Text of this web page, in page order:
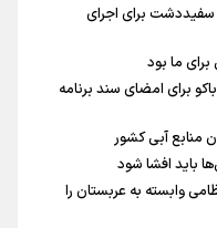
سفیددشت برای اجرای
ما بود
برای امضای سند برنامه
منابع آبی کشور
باید افشا شود
وابسته به عربستان را